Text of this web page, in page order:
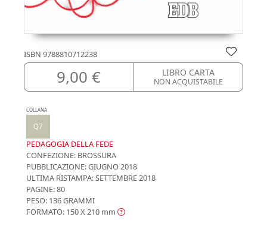
ISBN 9788810712238
9,00 € LIBRO CARTA
NON ACQUISTABILE
COLLANA
Q7
PEDAGOGIA DELLA FEDE
CONFEZIONE: BROSSURA
PUBBLICAZIONE:GIUGNO 2018
ULTIMA RISTAMPA:SETTEMBRE 2018
PAGINE: 80
PESO: 136 GRAMMI
FORMATO: 150 X 210 mm